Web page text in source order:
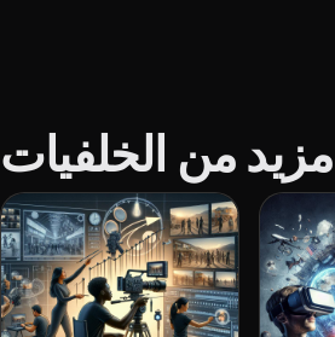
مزيد من الخلفيات